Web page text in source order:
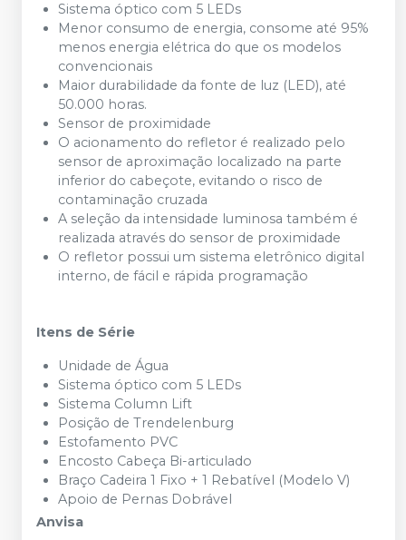
Sistema óptico com 5 LEDs
Menor consumo de energia, consome até 95%
menos energia elétrica do que os modelos
convencionais
Maior durabilidade da fonte de luz (LED), até
50.000 horas.
Sensor de proximidade
O acionamento do refletor é realizado pelo
sensor de aproximação localizado na parte
inferior do cabeçote, evitando o risco de
contaminação cruzada
A seleção da intensidade luminosa também é
realizada através do sensor de proximidade
O refletor possui um sistema eletrônico digital
interno, de fácil e rápida programação
Itens de Série
Unidade de Água
Sistema óptico com 5 LEDs
Sistema Column Lift
Posição de Trendelenburg
Estofamento PVC
Encosto Cabeça Bi-articulado
Braço Cadeira 1 Fixo + 1 Rebatível (Modelo V)
Apoio de Pernas Dobrável
Anvisa